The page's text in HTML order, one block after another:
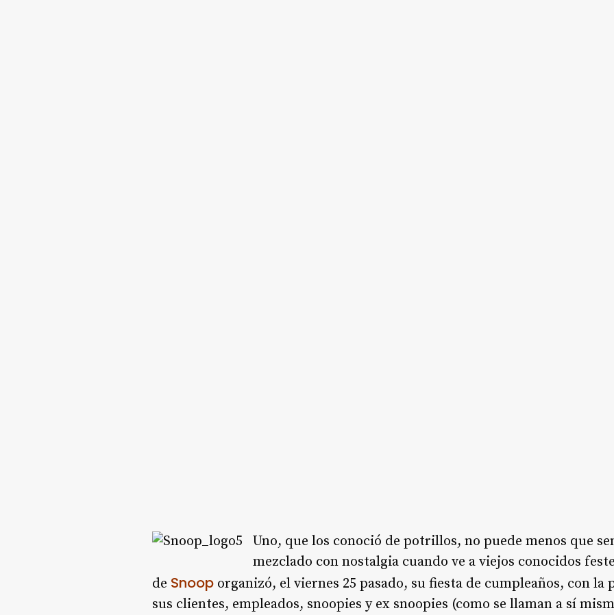
Uno, que los conoció de potrillos, no puede menos que
mezclado con nostalgia cuando ve a viejos conocidos
de Snoop organizó, el viernes 25 pasado, su fiesta de cumpleaños, con la
sus clientes, empleados, snoopies y ex snoopies (como se llaman a sí